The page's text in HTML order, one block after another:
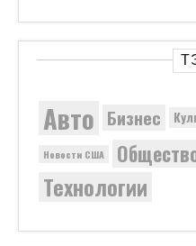
Авто Бизнес
Новости США
Технологии